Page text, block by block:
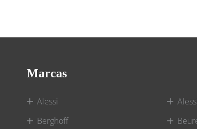
Marcas
Alessi
Berghoff